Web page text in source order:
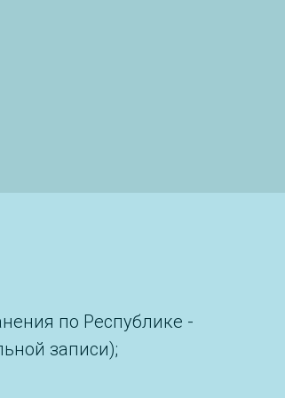
по Республике -
записи);